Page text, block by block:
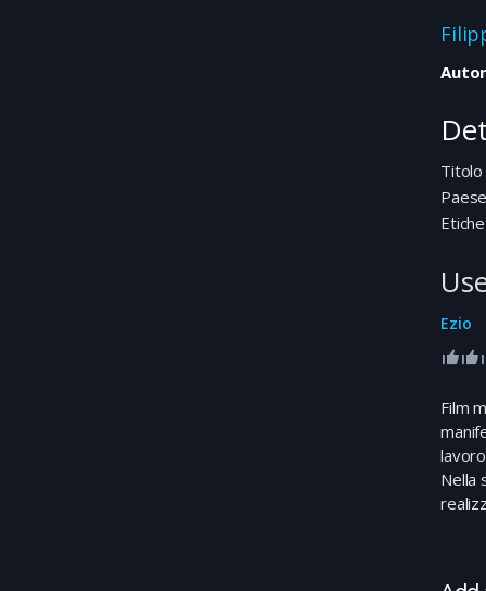
Titolo
Ezio
Film
Nella